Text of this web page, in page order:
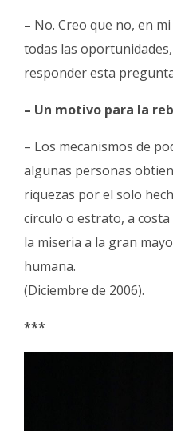
– No. Creo que no, en
todas las
responder esta
– Un motivo para la
– Los mecanismos de
algunas personas
riquezas por el solo
círculo o estrato, a
la miseria a la gran
humana.
(Diciembre de 2006).
***